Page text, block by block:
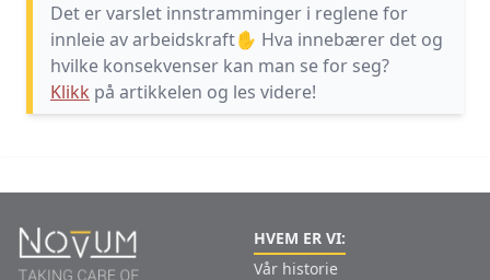
Det er varslet innstramminger i reglene for
innleie av arbeidskraft✋ Hva innebærer det og
hvilke konsekvenser kan man se for seg?
Klikk på artikkelen og les videre!
HVEM ER VI:
Vår historie